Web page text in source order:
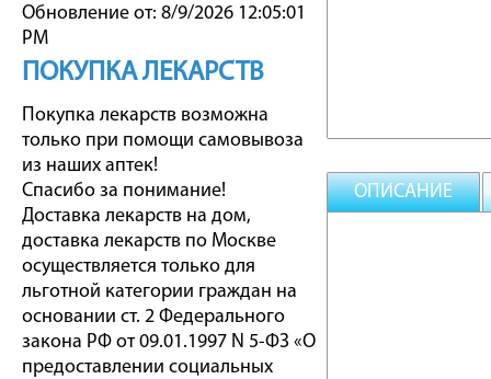
Обновление от: 8/9/2026 12:05:01
PM
ПОКУПКА ЛЕКАРСТВ
Покупка лекарств возможна
только при помощи самовывоза
из наших аптек!
Спасибо за понимание!
Доставка лекарств на дом,
доставка лекарств по Москве
осуществляется только для
льготной категории граждан на
основании ст. 2 Федерального
закона РФ от 09.01.1997 N 5-ФЗ «О
предоставлении социальных
ОПИСАНИЕ